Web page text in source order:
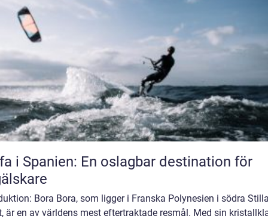
i Spanien: En oslagbar destination för
Bora Bora, som ligger i Franska Polynesien i södra
är en av världens mest eftertraktade resmål. Med sin